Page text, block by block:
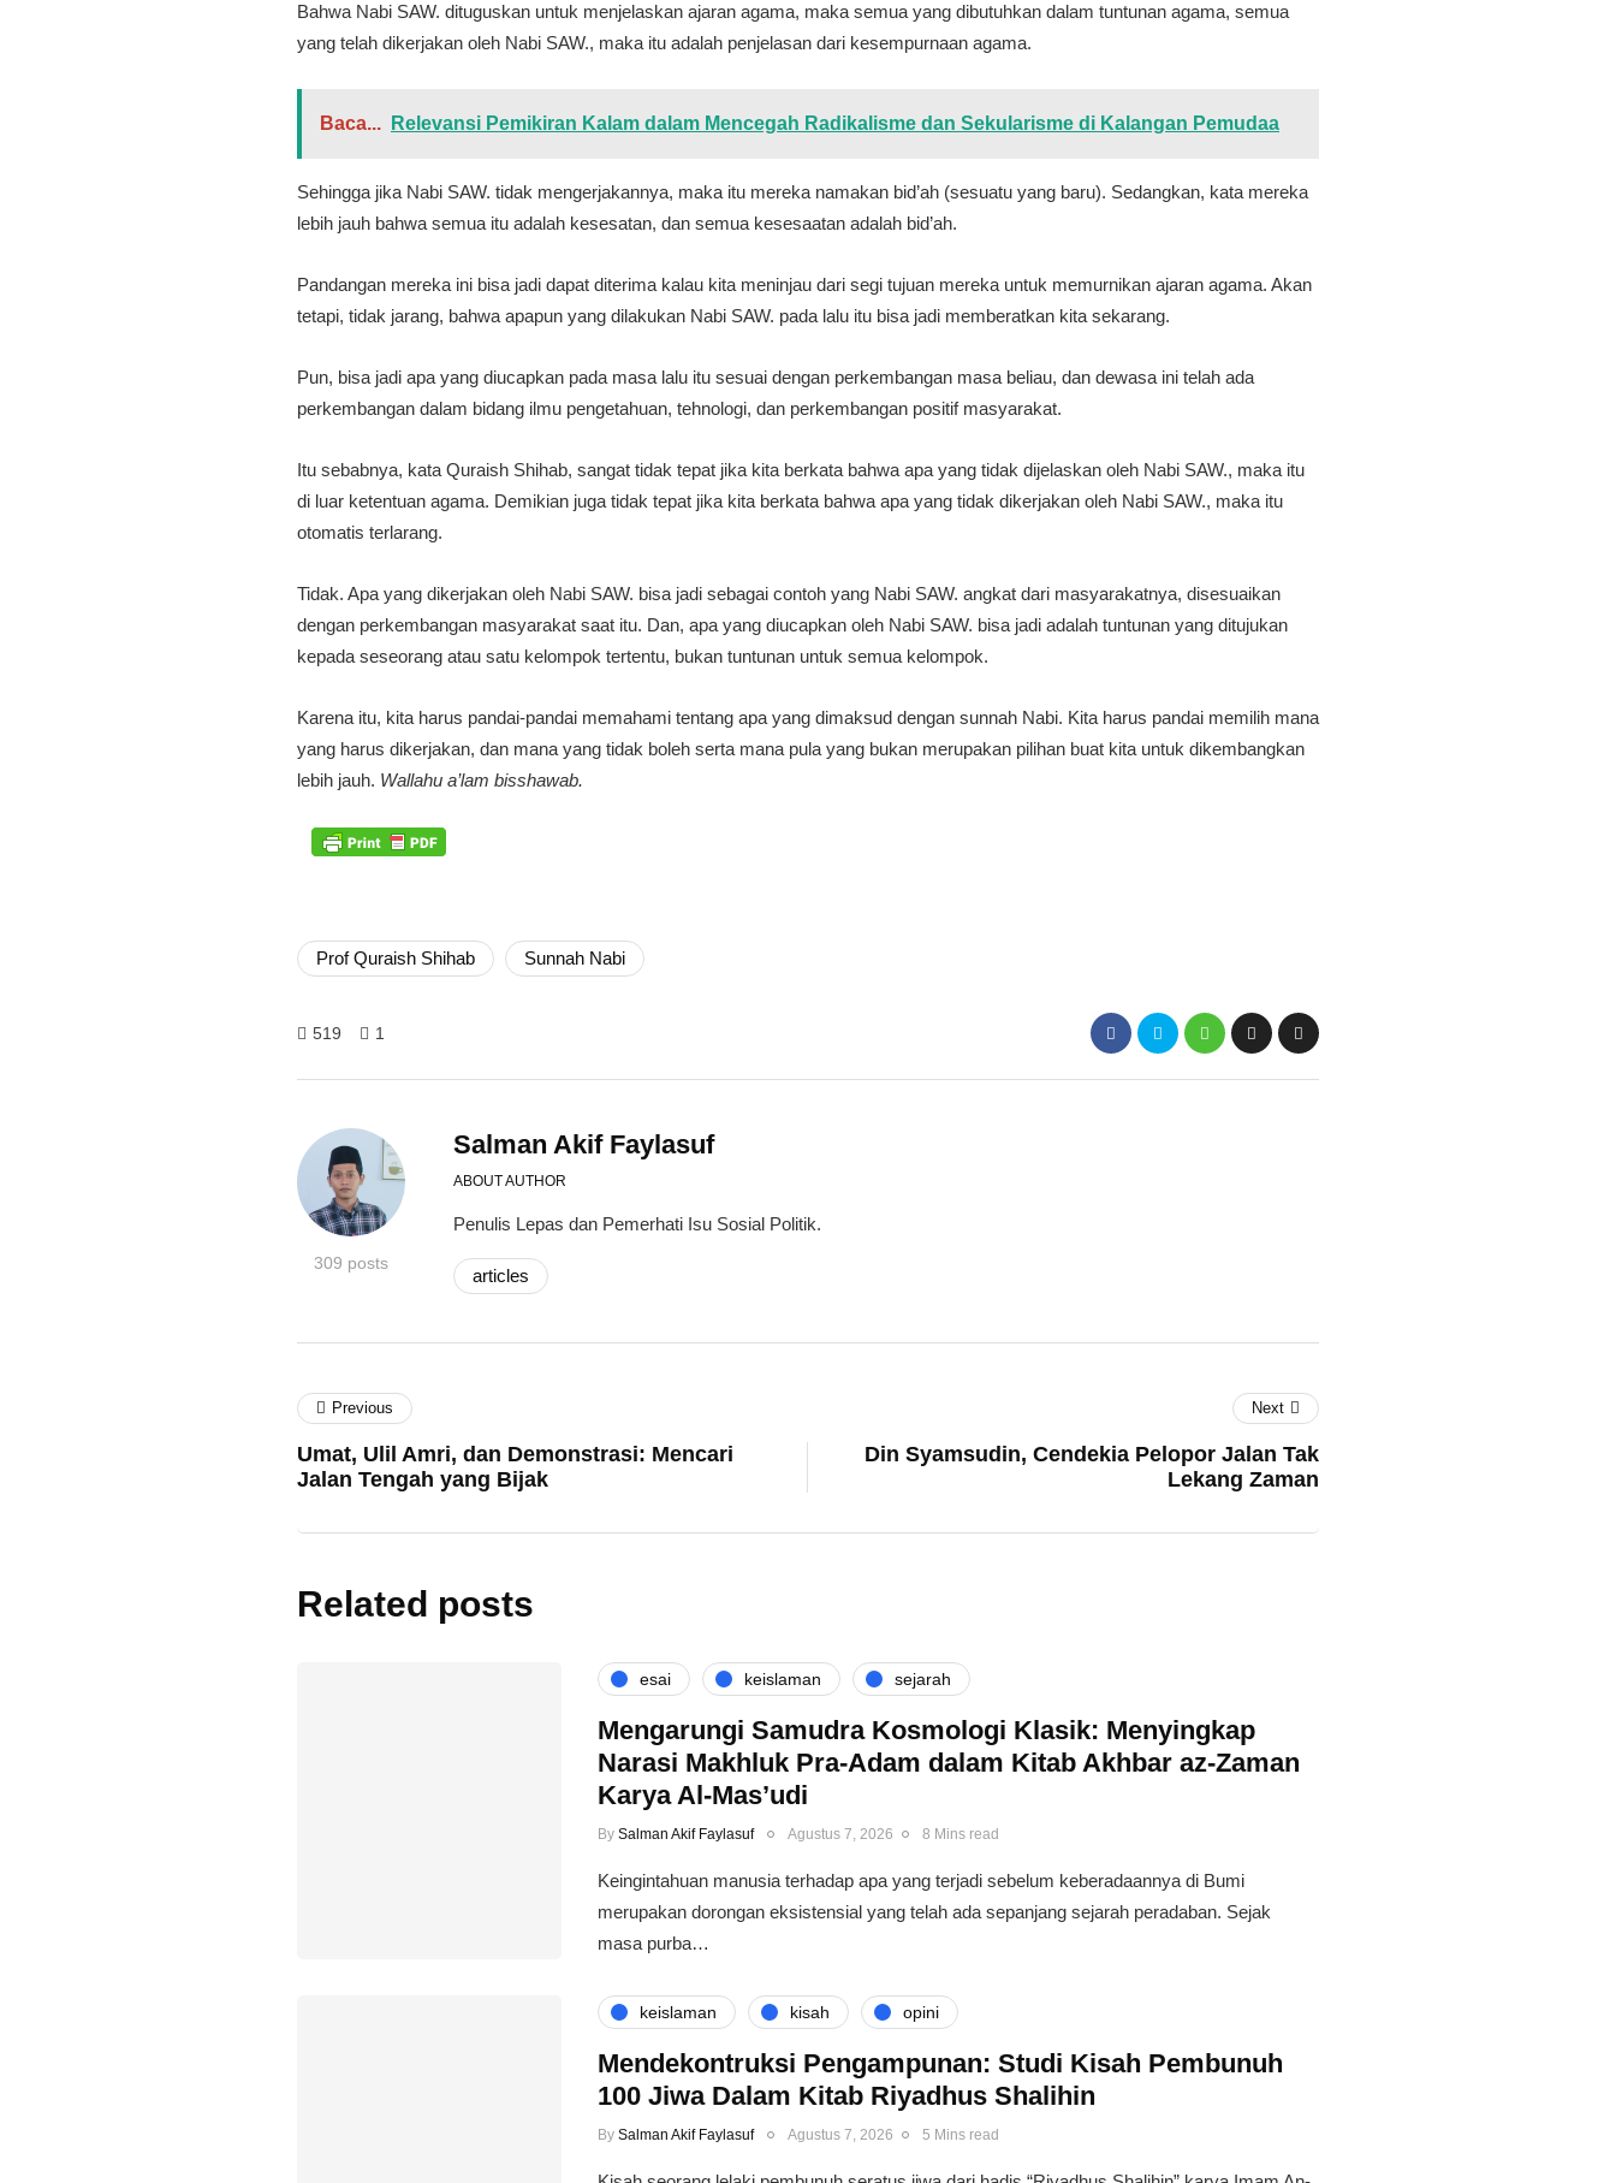
Bahwa Nabi SAW. dituguskan untuk menjelaskan ajaran agama, maka semua yang dibutuhkan dalam tuntunan agama, semua
yang telah dikerjakan oleh Nabi SAW., maka itu adalah penjelasan dari kesempurnaan agama.
Baca... Relevansi Pemikiran Kalam dalam Mencegah Radikalisme dan Sekularisme di Kalangan Pemudaa
Sehingga jika Nabi SAW. tidak mengerjakannya, maka itu mereka namakan bid’ah (sesuatu yang baru). Sedangkan, kata mereka
lebih jauh bahwa semua itu adalah kesesatan, dan semua kesesaatan adalah bid’ah.
Pandangan mereka ini bisa jadi dapat diterima kalau kita meninjau dari segi tujuan mereka untuk memurnikan ajaran agama. Akan
tetapi, tidak jarang, bahwa apapun yang dilakukan Nabi SAW. pada lalu itu bisa jadi memberatkan kita sekarang.
Pun, bisa jadi apa yang diucapkan pada masa lalu itu sesuai dengan perkembangan masa beliau, dan dewasa ini telah ada
perkembangan dalam bidang ilmu pengetahuan, tehnologi, dan perkembangan positif masyarakat.
Itu sebabnya, kata Quraish Shihab, sangat tidak tepat jika kita berkata bahwa apa yang tidak dijelaskan oleh Nabi SAW., maka itu
di luar ketentuan agama. Demikian juga tidak tepat jika kita berkata bahwa apa yang tidak dikerjakan oleh Nabi SAW., maka itu
otomatis terlarang.
Tidak. Apa yang dikerjakan oleh Nabi SAW. bisa jadi sebagai contoh yang Nabi SAW. angkat dari masyarakatnya, disesuaikan
dengan perkembangan masyarakat saat itu. Dan, apa yang diucapkan oleh Nabi SAW. bisa jadi adalah tuntunan yang ditujukan
kepada seseorang atau satu kelompok tertentu, bukan tuntunan untuk semua kelompok.
Karena itu, kita harus pandai-pandai memahami tentang apa yang dimaksud dengan sunnah Nabi. Kita harus pandai memilih mana
yang harus dikerjakan, dan mana yang tidak boleh serta mana pula yang bukan merupakan pilihan buat kita untuk dikembangkan
lebih jauh. Wallahu a’lam bisshawab.
Prof Quraish Shihab Sunnah Nabi
519 1
309 posts
Salman Akif Faylasuf
ABOUT AUTHOR
Penulis Lepas dan Pemerhati Isu Sosial Politik.
articles
Previous
Umat, Ulil Amri, dan Demonstrasi: Mencari
Jalan Tengah yang Bijak
Next
Din Syamsudin, Cendekia Pelopor Jalan Tak
Lekang Zaman
Related posts
esai keislaman sejarah
Mengarungi Samudra Kosmologi Klasik: Menyingkap
Narasi Makhluk Pra-Adam dalam Kitab Akhbar az-Zaman
Karya Al-Mas’udi
By Salman Akif Faylasuf Agustus 7, 2026 8 Mins read
Keingintahuan manusia terhadap apa yang terjadi sebelum keberadaannya di Bumi
merupakan dorongan eksistensial yang telah ada sepanjang sejarah peradaban. Sejak
masa purba…
keislaman kisah opini
Mendekontruksi Pengampunan: Studi Kisah Pembunuh
100 Jiwa Dalam Kitab Riyadhus Shalihin
By Salman Akif Faylasuf Agustus 7, 2026 5 Mins read